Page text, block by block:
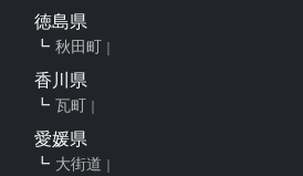
徳島県
秋田町
香川県
瓦町
愛媛県
大街道